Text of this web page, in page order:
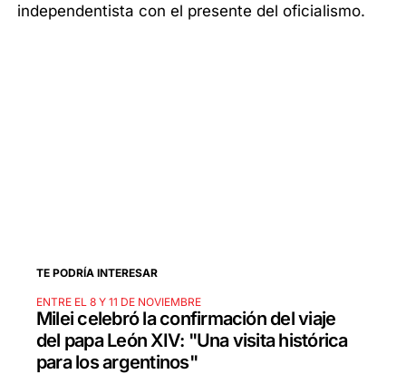
independentista con el presente del oficialismo.
TE PODRÍA INTERESAR
ENTRE EL 8 Y 11 DE NOVIEMBRE
Milei celebró la confirmación del viaje
del papa León XIV: "Una visita histórica
para los argentinos"